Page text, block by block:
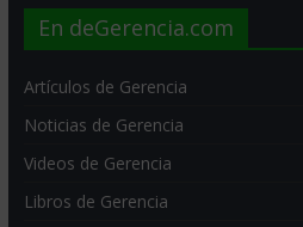
En deGerencia.com
Artículos de Gerencia
Noticias de Gerencia
Videos de Gerencia
Libros de Gerencia